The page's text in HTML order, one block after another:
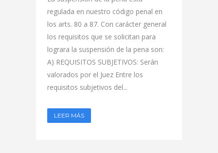
regulada en nuestro código penal en
los arts. 80 a 87. Con carácter general
los requisitos que se solicitan para
lograra la suspensión de la pena son:
A) REQUISITOS SUBJETIVOS: Serán
valorados por el Juez Entre los
requisitos subjetivos del...
LEER MÁS